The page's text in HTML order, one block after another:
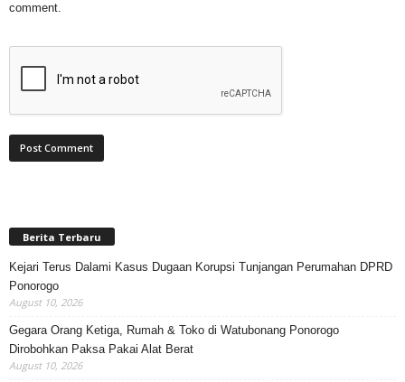
comment.
Berita Terbaru
Kejari Terus Dalami Kasus Dugaan Korupsi Tunjangan Perumahan DPRD
Ponorogo
August 10, 2026
Gegara Orang Ketiga, Rumah & Toko di Watubonang Ponorogo
Dirobohkan Paksa Pakai Alat Berat
August 10, 2026